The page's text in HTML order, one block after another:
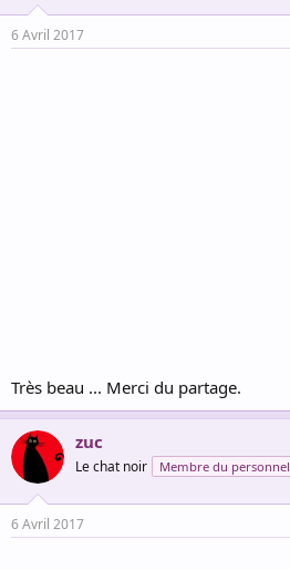
s
6 Avril 2017
Très beau ... Merci du partage.
zuc
Le chat noir Membre du personnel
6 Avril 2017